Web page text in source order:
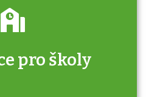
pro školy
ke zkoušce a kde